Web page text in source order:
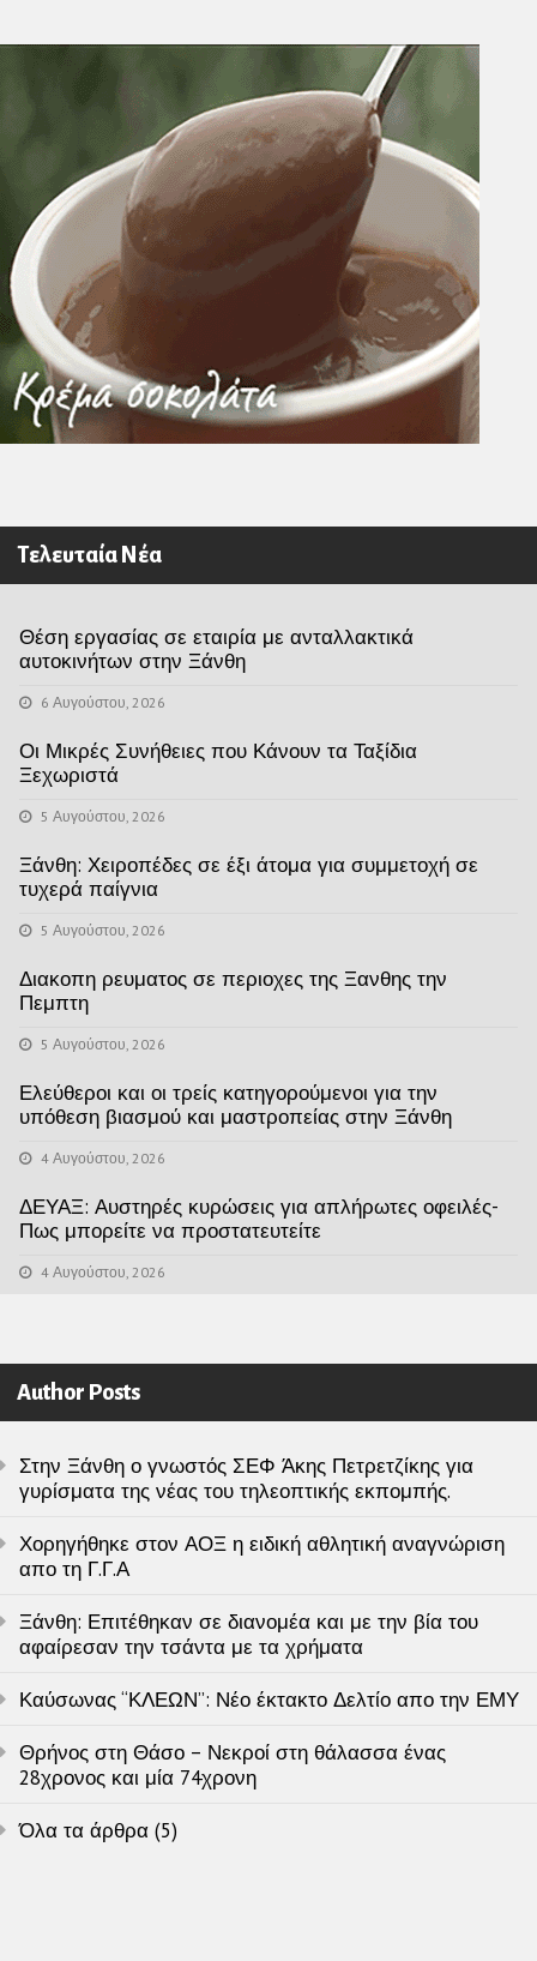
Τελευταία Νέα
Θέση εργασίας σε εταιρία με ανταλλακτικά
αυτοκινήτων στην Ξάνθη
6 Αυγούστου, 2026
Οι Μικρές Συνήθειες που Κάνουν τα Ταξίδια
Ξεχωριστά
5 Αυγούστου, 2026
Ξάνθη: Χειροπέδες σε έξι άτομα για συμμετοχή σε
τυχερά παίγνια
5 Αυγούστου, 2026
Διακοπη ρευματος σε περιοχες της Ξανθης την
Πεμπτη
5 Αυγούστου, 2026
Ελεύθεροι και οι τρείς κατηγορούμενοι για την
υπόθεση βιασμού και μαστροπείας στην Ξάνθη
4 Αυγούστου, 2026
ΔΕΥΑΞ: Αυστηρές κυρώσεις για απλήρωτες οφειλές-
Πως μπορείτε να προστατευτείτε
4 Αυγούστου, 2026
Author Posts
Στην Ξάνθη ο γνωστός ΣΕΦ Άκης Πετρετζίκης για
γυρίσματα της νέας του τηλεοπτικής εκπομπής.
Χορηγήθηκε στον ΑΟΞ η ειδική αθλητική αναγνώριση
απο τη Γ.Γ.Α
Ξάνθη: Επιτέθηκαν σε διανομέα και με την βία του
αφαίρεσαν την τσάντα με τα χρήματα
Καύσωνας “ΚΛΕΩΝ”: Νέο έκτακτο Δελτίο απο την ΕΜΥ
Θρήνος στη Θάσο – Νεκροί στη θάλασσα ένας
28χρονος και μία 74χρονη
Όλα τα άρθρα (5)